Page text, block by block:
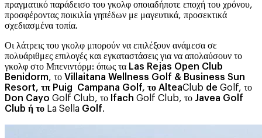
πραγματικό παράδεισο του γκολφ οποιαδήποτε εποχή του χρόνου,
προσφέροντας ποικιλία γηπέδων με μαγευτικά, προσεκτικά
σχεδιασμένα τοπία.
Οι λάτρεις του γκολφ μπορούν να επιλέξουν ανάμεσα σε
πολυάριθμες επιλογές και εγκαταστάσεις για να απολαύσουν το
γκολφ στο Μπενιντόρμ: όπως τα Las Rejas Open Club
Benidorm, το Villaitana Wellness Golf & Business Sun
Resort, τπ Puig
Campana Golf, το AlteaClub de Golf, το
Don Cayo Golf Club, το Ifach Golf Club, το Javea Golf
Club ή το La Sella Golf.